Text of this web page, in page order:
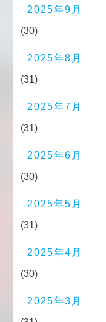
2025年9月
(30)
2025年8月
(31)
2025年7月
(31)
2025年6月
(30)
2025年5月
(31)
2025年4月
(30)
2025年3月